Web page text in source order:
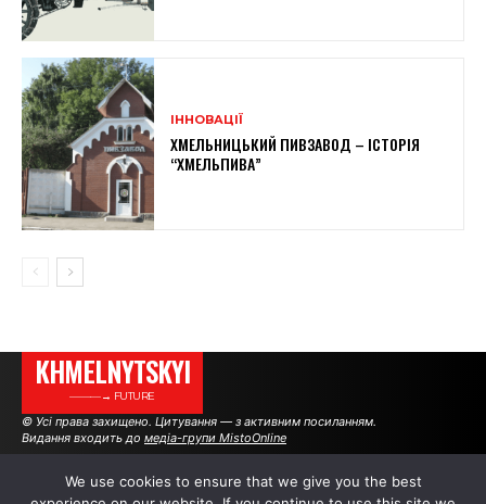
ІННОВАЦІЇ
ХМЕЛЬНИЦЬКИЙ ПИВЗАВОД – ІСТОРІЯ
“ХМЕЛЬПИВА”
KHMELNYTSKYI
———→ FUTURE
© Усі права захищено. Цитування — з активним посиланням.
Видання входить до медіа-групи MistoOnline
We use cookies to ensure that we give you the best